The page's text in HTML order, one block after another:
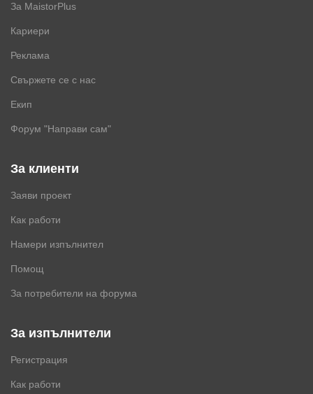
За MaistorPlus
Кариери
Реклама
Свържете се с нас
Екип
Форум "Направи сам"
За клиенти
Заяви проект
Как работи
Намери изпълнител
Помощ
За потребители на форума
За изпълнители
Регистрация
Как работи